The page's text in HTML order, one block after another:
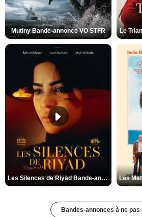
Mutiny Bande-annonce VO STFR Le
Les Silences de Riyad Bande-annonce VO STFR
Bandes-annonces à ne pas